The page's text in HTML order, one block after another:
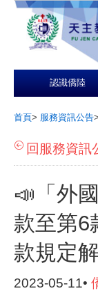
認識僑陸
首頁> 服務資訊公告>
回服務資訊
📣「外
款至第6
款規定
2023-05-11•